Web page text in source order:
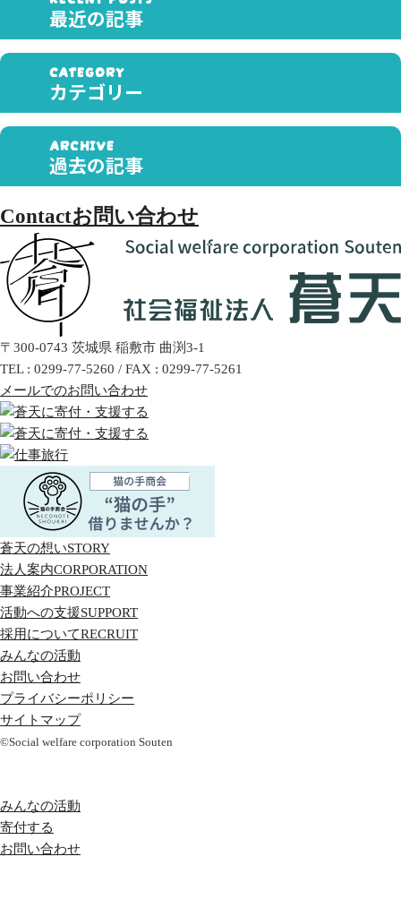
最近の記事
カテゴリー
過去の記事
Contactお問い合わせ
〒300-0743 茨城県 稲敷市 曲渕3-1
TEL : 0299-77-5260 / FAX : 0299-77-5261
メールでのお問い合わせ
蒼天の想いSTORY
法人案内CORPORATION
事業紹介PROJECT
活動への支援SUPPORT
採用についてRECRUIT
みんなの活動
お問い合わせ
プライバシーポリシー
サイトマップ
©Social welfare corporation Souten
みんなの活動
寄付する
お問い合わせ